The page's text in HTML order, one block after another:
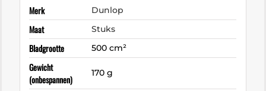
Merk Dunlop
Maat Stuks
Bladgrootte 500 cm²
Gewicht
(onbespannen)
170 g